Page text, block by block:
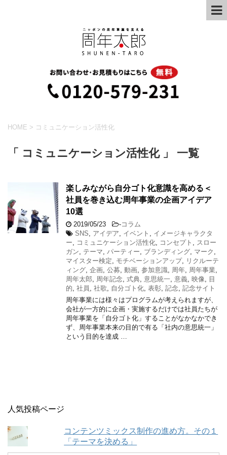
HOME > コミュニケーション活性化
「 コミュニケーション活性化 」 一覧
楽しみながら自分ゴト化意識を高める＜
社員を巻き込む周年事業の企画アイデア
10選
2019/05/23 -コラム
SNS, アイデア, イベント , イメージキャラクタ
ー, コミュニケーション活性化, コンセプト , スロー
ガン, テーマ, パーティー, ブランディング, マーク ,
マイスター検定, モチベーションアップ, リクルーテ
ィング, 企画, 公募, 動画, 参加意識, 周年, 周年事業,
周年太郎, 周年記念, 式典, 意思統一, 意義, 映像, 目
的, 社員 , 社歌, 自分ゴト化, 表彰, 記念, 記念サイト
周年事業には様々はプログラムが考えられますが、
会社が一方的に企画・実施するだけでは社員たちが
周年事業を「自分ゴト化」することがなかなかでき
ず、周年事業本来の目的で有る「社内の意思統一」
という目的を達成 …
人気投稿ページ
コンテンツミックス制作の進め方。その１
「テーマを決める」